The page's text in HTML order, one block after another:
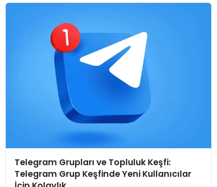
Telegram Grupları ve Topluluk Keşfi:
Telegram Grup Keşfinde Yeni Kullanıcılar